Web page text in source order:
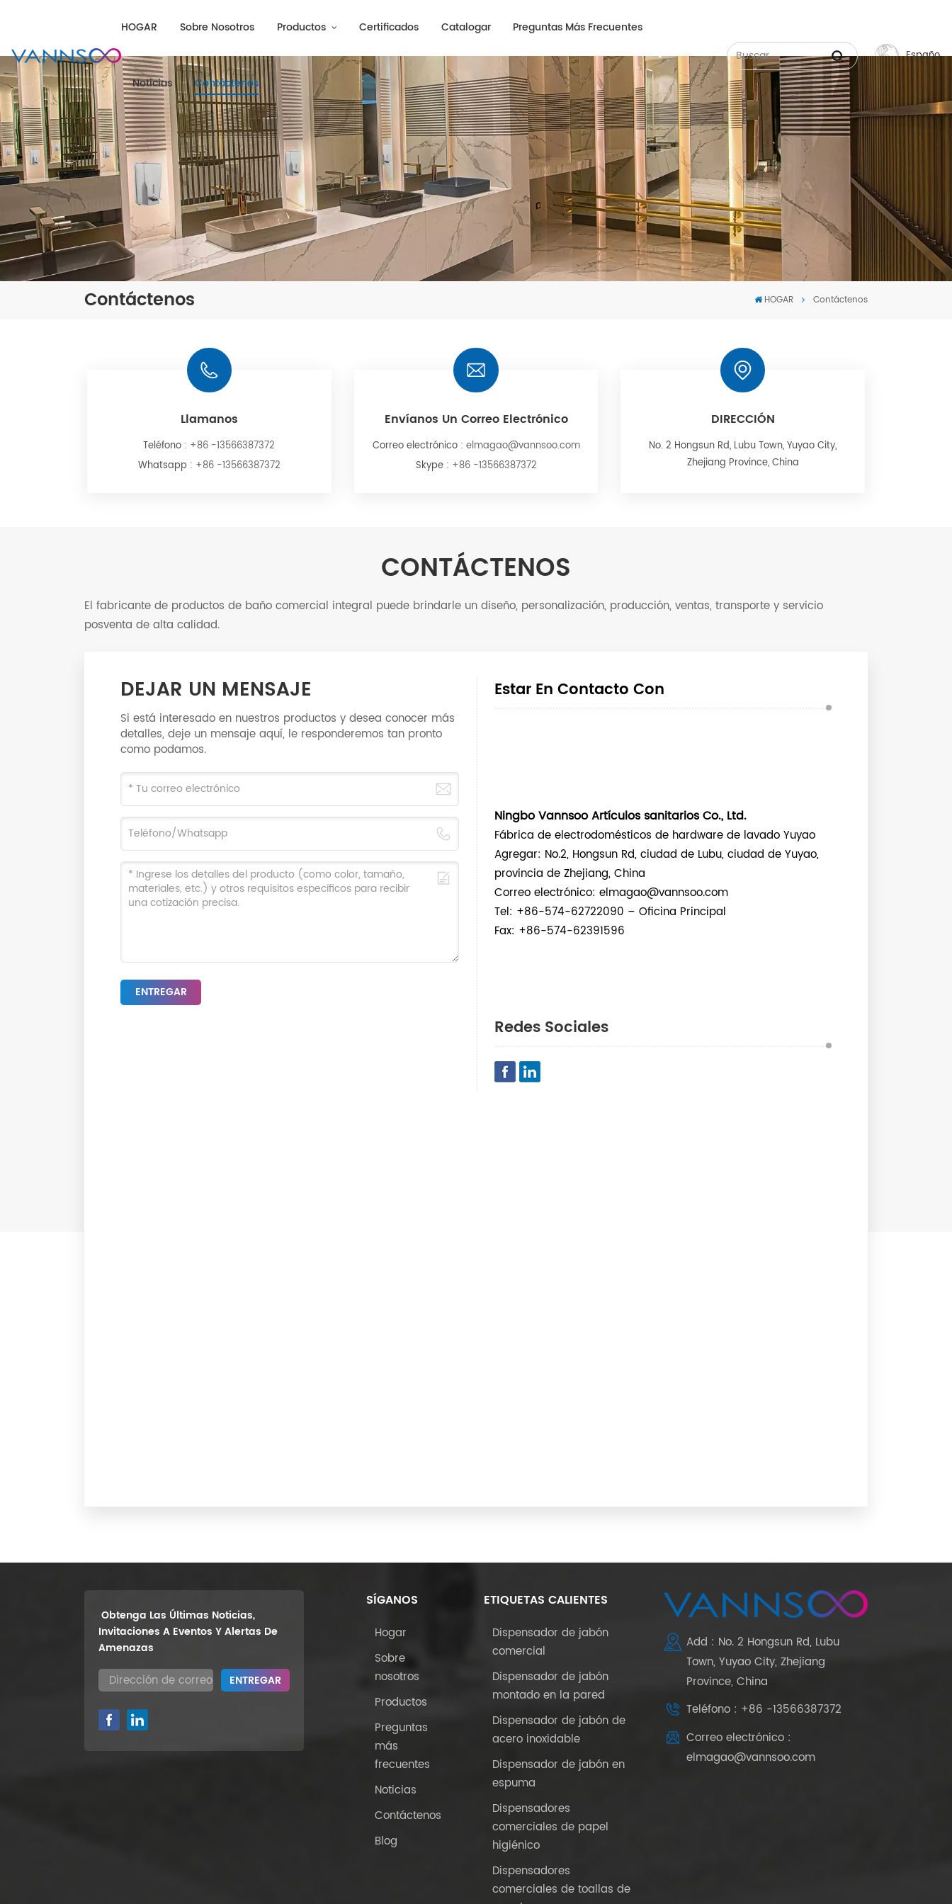
HOGAR Sobre Nosotros Productos Certificados Catalogar Preguntas Más Frecuentes
Noticias Contáctenos
Español
English
Русский
Español
中文
Contáctenos HOGAR Contáctenos
Llamanos
Teléfono : +86 -13566387372
Whatsapp : +86 -13566387372
Envíanos Un Correo Electrónico
Correo electrónico : elmagao@vannsoo.com
Skype : +86 -13566387372
DIRECCIÓN
No. 2 Hongsun Rd, Lubu Town, Yuyao City,
Zhejiang Province, China
CONTÁCTENOS
El fabricante de productos de baño comercial integral puede brindarle un diseño, personalización, producción, ventas, transporte y servicio
posventa de alta calidad.
DEJAR UN MENSAJE
Si está interesado en nuestros productos y desea conocer más
detalles, deje un mensaje aquí, le responderemos tan pronto
como podamos.
ENTREGAR
Estar En Contacto Con
Ningbo Vannsoo Artículos sanitarios Co., Ltd.
Fábrica de electrodomésticos de hardware de lavado Yuyao
Agregar: No.2, Hongsun Rd, ciudad de Lubu, ciudad de Yuyao,
provincia de Zhejiang, China
Correo electrónico: elmagao@vannsoo.com
Tel: +86-574-62722090 – Oficina Principal
Fax: +86-574-62391596
Redes Sociales
Obtenga Las Últimas Noticias,
Invitaciones A Eventos Y Alertas De
Amenazas
SÍGANOS
Hogar
Sobre
nosotros
Productos
Preguntas
más
frecuentes
Noticias
Contáctenos
Blog
ETIQUETAS CALIENTES
Dispensador de jabón
comercial
Dispensador de jabón
montado en la pared
Dispensador de jabón de
acero inoxidable
Dispensador de jabón en
espuma
Dispensadores
comerciales de papel
higiénico
Dispensadores
comerciales de toallas de
Add : No. 2 Hongsun Rd, Lubu
Town, Yuyao City, Zhejiang
Province, China
Teléfono : +86 -13566387372
Correo electrónico :
elmagao@vannsoo.com